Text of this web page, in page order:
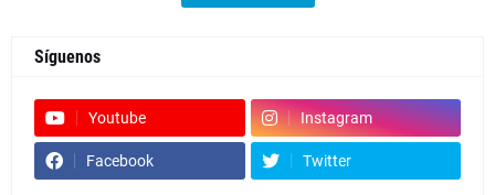
Síguenos
Youtube Instagram
Facebook Twitter